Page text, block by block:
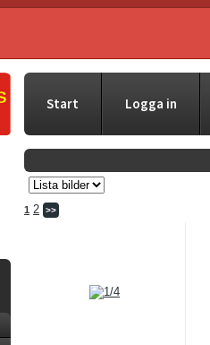
Start Logga in
1 2 >>